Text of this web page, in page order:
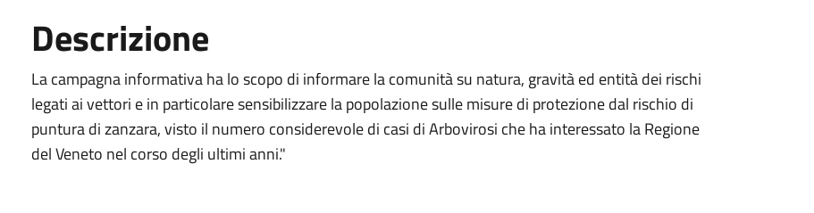
Descrizione
La campagna informativa ha lo scopo di informare la comunità su natura, gravità ed entità dei rischi
legati ai vettori e in particolare sensibilizzare la popolazione sulle misure di protezione dal rischio di
puntura di zanzara, visto il numero considerevole di casi di Arbovirosi che ha interessato la Regione
del Veneto nel corso degli ultimi anni."